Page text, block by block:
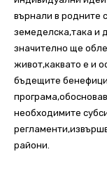
върнали в родните
земеделска,така и
значително ще
живот,каквато е и
бъдещите
необходимите
райони.